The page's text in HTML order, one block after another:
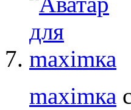
maximка